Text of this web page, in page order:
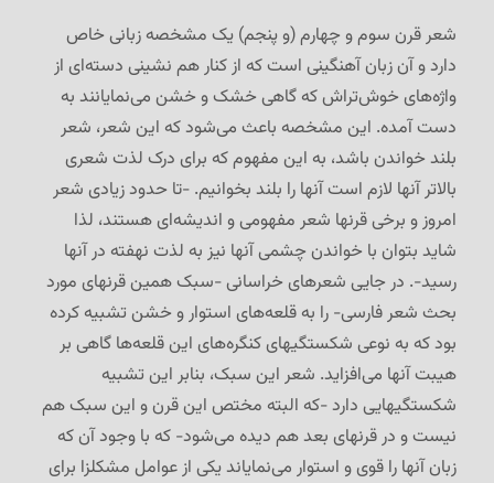
شعر قرن سوم و چهارم (و پنجم) یک مشخصه زبانی خاص
دارد و آن زبان آهنگینی است که از کنار هم نشینی دسته‌ای از
واژه‌های خوش‌تراش که گاهی خشک و خشن می‌نمایانند به
دست آمده. این مشخصه باعث می‌شود که این شعر، شعر
بلند خواندن باشد، به این مفهوم که برای درک لذت شعری
بالاتر آنها لازم است آنها را بلند بخوانیم. -تا حدود زیادی شعر
امروز و برخی قرنها شعر مفهومی و اندیشه‌ای هستند، لذا
شاید بتوان با خواندن چشمی آنها نیز به لذت نهفته در آنها
رسید-. در جایی شعرهای خراسانی -سبک همین قرنهای مورد
بحث شعر فارسی- را به قلعه‌های استوار و خشن تشبیه کرده
بود که به نوعی شکستگیهای کنگره‌های این قلعه‌ها گاهی بر
هیبت آنها می‌افزاید. شعر این سبک، بنابر این تشبیه
شکستگیهایی دارد -که البته مختص این قرن و این سبک هم
نیست و در قرنهای بعد هم دیده می‌شود- که با وجود آن که
زبان آنها را قوی و استوار می‌نمایاند یکی از عوامل مشکلزا برای